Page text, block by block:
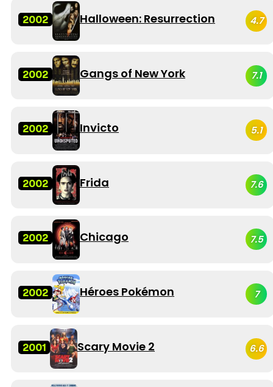
2002 Halloween: Resurrection 4.7
2002 Gangs of New York 7.1
2002 Invicto 5.1
2002 Frida 7.6
2002 Chicago 7.5
2002 Héroes Pokémon 7
2001 Scary Movie 2 6.6